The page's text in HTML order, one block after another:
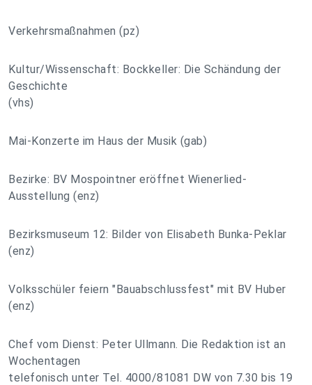
Verkehrsmaßnahmen (pz)
Kultur/Wissenschaft: Bockkeller: Die Schändung der
Geschichte
(vhs)
Mai-Konzerte im Haus der Musik (gab)
Bezirke: BV Mospointner eröffnet Wienerlied-
Ausstellung (enz)
Bezirksmuseum 12: Bilder von Elisabeth Bunka-Peklar
(enz)
Volksschüler feiern "Bauabschlussfest" mit BV Huber
(enz)
Chef vom Dienst: Peter Ullmann. Die Redaktion ist an
Wochentagen
telefonisch unter Tel. 4000/81081 DW von 7.30 bis 19